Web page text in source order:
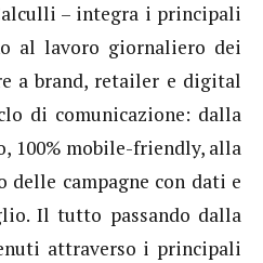
– integra i principali
al lavoro giornaliero dei
a brand, retailer e digital
di comunicazione: dalla
100% mobile-friendly, alla
campagne con dati e
Il tutto passando dalla
attraverso i principali